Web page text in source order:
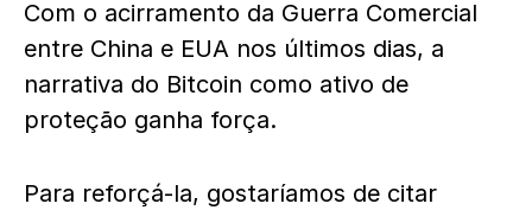
Com o acirramento da Guerra Comercial
entre China e EUA nos últimos dias, a
narrativa do Bitcoin como ativo de
proteção ganha força.
Para reforçá-la, gostaríamos de citar